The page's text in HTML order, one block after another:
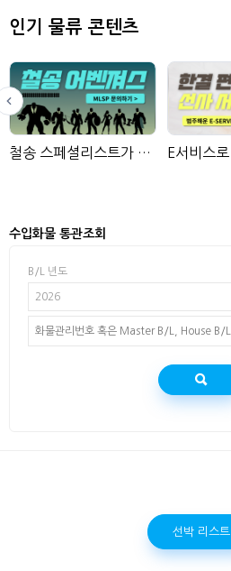
인기 물류 콘텐츠
LinGo
철송 스페셜리스트가 모인 물류사
수입화물 통관조회
B/L 년도
2026
선박 리스트